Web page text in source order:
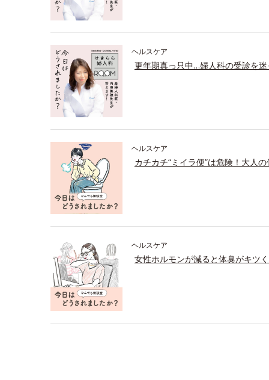
ヘルスケア
更年期真っ只中…婦人科の受診を
ヘルスケア
カチカチ“ミイラ便”は危険！大人
ヘルスケア
女性ホルモンが減ると体臭がキツ